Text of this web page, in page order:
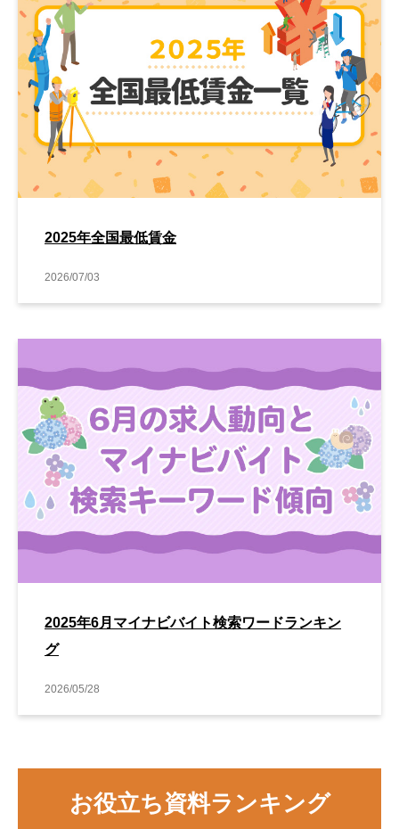
2025年全国最低賃金
2026/07/03
2025年6月マイナビバイト検索ワードランキン
グ
2026/05/28
お役立ち資料ランキング